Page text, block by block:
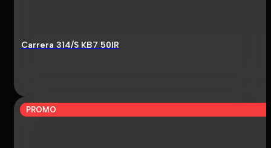
Carrera 314/S KB7 50IR
PROMO